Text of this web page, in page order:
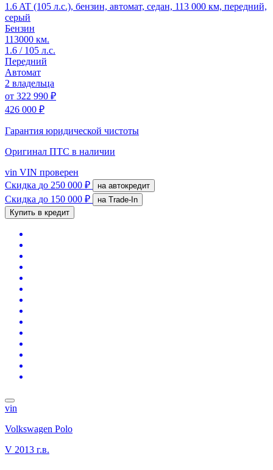
1.6 AT (105 л.с.), бензин, автомат, седан, 113 000 км, передний,
серый
Бензин
113000 км.
1.6 / 105 л.с.
Передний
Автомат
2 владельца
от 322 990 ₽
426 000 ₽
Гарантия юридической чистоты
Оригинал ПТС в наличии
vin VIN проверен
Скидка до 250 000 ₽ на автокредит
Скидка до 150 000 ₽
на Trade-In
Купить в кредит
vin
Volkswagen Polo
V 2013 г.в.